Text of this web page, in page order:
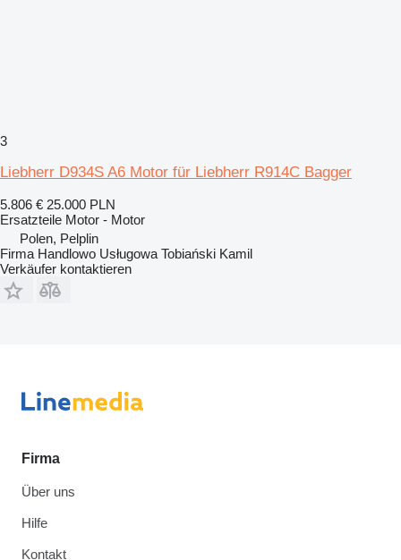
3
Liebherr D934S A6 Motor für Liebherr R914C Bagger
5.806 € 25.000 PLN
Ersatzteile Motor - Motor
Polen, Pelplin
Firma Handlowo Usługowa Tobiański Kamil
Verkäufer kontaktieren
Firma
Über uns
Hilfe
Kontakt